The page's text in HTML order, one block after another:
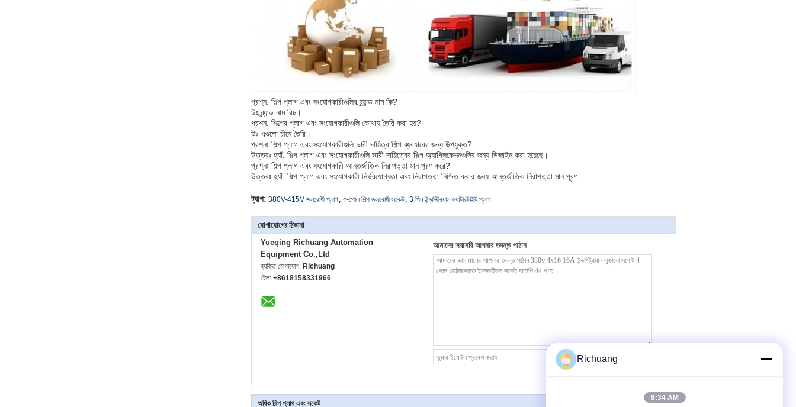
প্রশ্ন: শিল্প প্লাগ এবং সংযোগকারীগুলির ব্র্যান্ড নাম কি?
উঃ ব্র্যান্ড নাম রিচ।
প্রশ্ন: শিল্পের প্লাগ এবং সংযোগকারীগুলি কোথায় তৈরি করা হয়?
উঃ এগুলো চীনে তৈরি।
প্রশ্নঃ শিল্প প্লাগ এবং সংযোগকারীগুলি ভারী দায়িত্ব শিল্প ব্যবহারের জন্য উপযুক্ত?
উত্তরঃ হ্যাঁ, শিল্প প্লাগ এবং সংযোগকারীগুলি ভারী দায়িত্বের শিল্প অ্যাপ্লিকেশনগুলির জন্য ডিজাইন করা হয়েছে।
প্রশ্নঃ শিল্প প্লাগ এবং সংযোগকারী আন্তর্জাতিক নিরাপত্তা মান পূরণ করে?
উত্তরঃ হ্যাঁ, শিল্প প্লাগ এবং সংযোগকারী নির্ভরযোগ্যতা এবং নিরাপত্তা নিশ্চিত করার জন্য আন্তর্জাতিক নিরাপত্তা মান পূরণ
ট্যাগ: 380V-415V জলরোধী প্লাগ, ৩-পোল শিল্প জলরোধী সকেট, 3 পিন ইন্ডাস্ট্রিয়াল ওয়াটারটাইট প্লাগ
যোগাযোগের ঠিকানা
Yueqing Richuang Automation
Equipment Co.,Ltd
ব্যক্তি যোগাযোগ: Richuang
টেল: +8618158331966
আমাদের সরাসরি আপনার তদন্ত পাঠান
যোগাযোগ
অধিক শিল্প প্লাগ এবং সকেট
Richuang
8:34 AM